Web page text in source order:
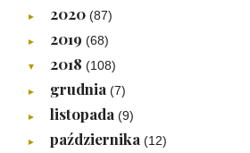
► 2020 (87)
► 2019 (68)
▼ 2018 (108)
► grudnia (7)
► listopada (9)
► października (12)